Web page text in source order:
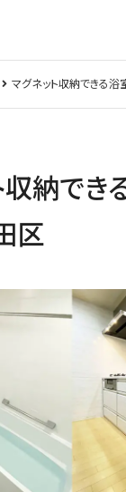
マグネット収納できる浴
収納でき
区